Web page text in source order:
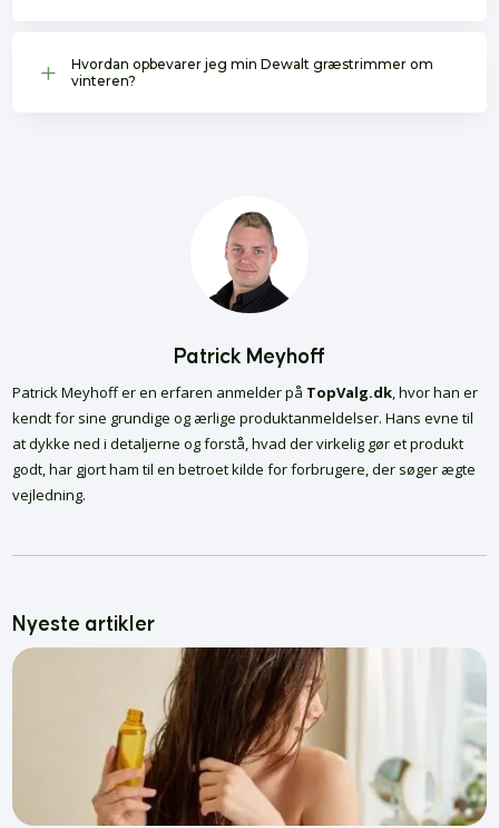
L
Hvordan opbevarer jeg min Dewalt græstrimmer om
vinteren?
Patrick Meyhoff
Patrick Meyhoff er en erfaren anmelder på TopValg.dk, hvor han er
kendt for sine grundige og ærlige produktanmeldelser. Hans evne til
at dykke ned i detaljerne og forstå, hvad der virkelig gør et produkt
godt, har gjort ham til en betroet kilde for forbrugere, der søger ægte
vejledning.
Nyeste artikler